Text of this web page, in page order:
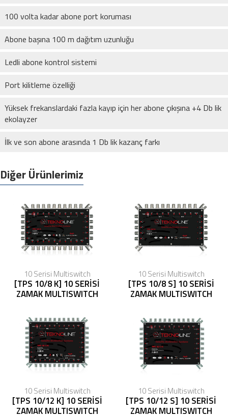
100 volta kadar abone port koruması
Abone başına 100 m dağıtım uzunluğu
Ledli abone kontrol sistemi
Port kilitleme özelliği
Yüksek frekanslardaki fazla kayıp için her abone çıkışına +4 Db lik
ekolayzer
İlk ve son abone arasında 1 Db lik kazanç farkı
Diğer Ürünlerimiz
10 Serisi Multiswitch
[TPS 10/8 K] 10 SERİSİ
ZAMAK MULTISWITCH
10 Serisi Multiswitch
[TPS 10/8 S] 10 SERİSİ
ZAMAK MULTISWITCH
10 Serisi Multiswitch
[TPS 10/12 K] 10 SERİSİ
ZAMAK MULTISWITCH
10 Serisi Multiswitch
[TPS 10/12 S] 10 SERİSİ
ZAMAK MULTISWITCH